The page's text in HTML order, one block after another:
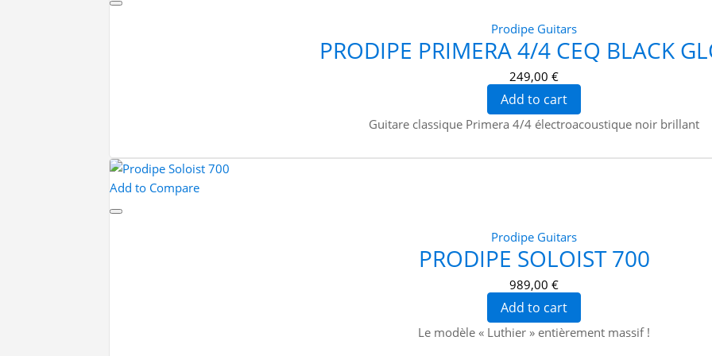
Prodipe Guitars
PRODIPE PRIMERA 4/4 CEQ BLACK
249,00 €
Add to cart
Guitare classique Primera 4/4 électroacoustique noir brillant
Add to Compare
Prodipe Guitars
PRODIPE SOLOIST 700
989,00 €
Add to cart
Le modèle « Luthier » entièrement massif !